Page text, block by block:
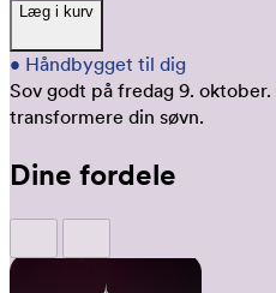
Læg i kurv
• Håndbygget til dig
Sov godt på fredag 9. oktober.
transformere din søvn.
Dine fordele